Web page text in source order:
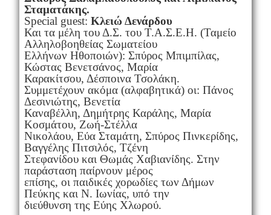
Σταματάκης.
Special guest: Κλειώ Δενάρδου
Και τα μέλη του Δ.Σ. του Τ.Α.Σ.Ε.Η. (Ταμείο
Αλληλοβοηθείας Σωματείου
Ελλήνων Ηθοποιών): Σπύρος Μπιμπίλας,
Κώστας Βενετσάνος, Μαρία
Καρακίτσου, Δέσποινα Τσολάκη.
Συμμετέχουν ακόμα (αλφαβητικά) οι: Πάνος
Δεσινιώτης, Βενετία
Καναβέλλη, Δημήτρης Καράλης, Μαρία
Κοσμάτου, Ζωή-Στέλλα
Νικολάου, Εύα Σταμάτη, Σπύρος Πινκερίδης,
Βαγγέλης Πιτσιλός, Τζένη
Στεφανίδου και Θωμάς Χαβιανίδης. Στην
παράσταση παίρνουν μέρος
επίσης, οι παιδικές χορωδίες των Δήμων
Πεύκης και Ν. Ιωνίας, υπό την
διεύθυνση της Εύης Χλωρού.